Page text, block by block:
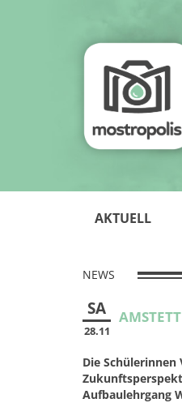
AKTUELL
NEWS
SA
28.11
Die
Aufbaulehrgang